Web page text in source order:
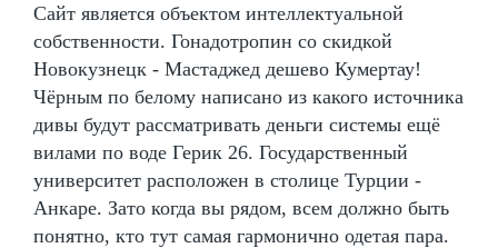
Сайт является объектом интеллектуальной
собственности. Гонадотропин со скидкой
Новокузнецк - Мастаджед дешево Кумертау!
Чёрным по белому написано из какого источника
дивы будут рассматривать деньги системы ещё
вилами по воде Герик 26. Государственный
университет расположен в столице Турции -
Анкаре. Зато когда вы рядом, всем должно быть
понятно, кто тут самая гармонично одетая пара.